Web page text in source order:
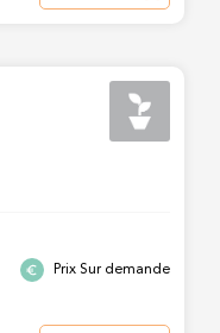
Prix Sur demande